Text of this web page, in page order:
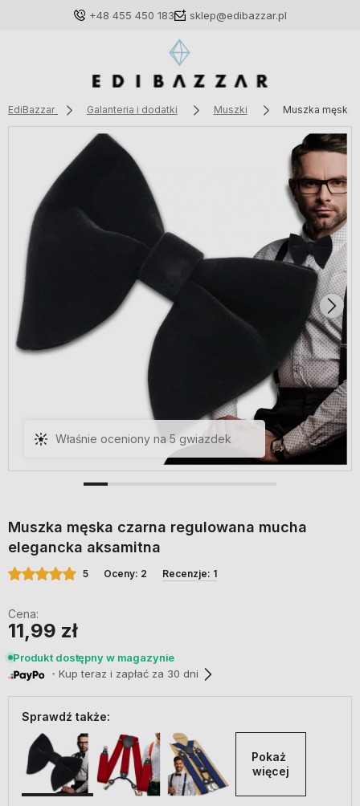
+48 455 450 183 sklep@edibazzar.pl
Wybierz coś dla siebie z naszej aktualnej oferty lub
zaloguj się, aby przywrócić dodane produkty do listy
z poprzedniej sesji.
EdiBazzar Galanteria i dodatki Muszki Muszka męska
Właśnie oceniony na 5 gwiazdek
Muszka męska czarna regulowana mucha
elegancka aksamitna
5 Oceny: 2 Recenzje: 1
Cena:
11,99 zł
Produkt dostępny w magazynie
・Kup teraz i zapłać za 30 dni
Sprawdź także:
Pokaż
więcej